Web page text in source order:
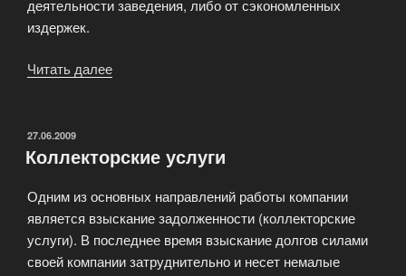
деятельности заведения, либо от сэкономленных
издержек.
Читать далее
ОПУБЛИКОВАНО
27.06.2009
Коллекторские услуги
Одним из основных направлений работы компании
является взыскание задолженности (коллекторские
услуги). В последнее время взыскание долгов силами
своей компании затруднительно и несет немалые